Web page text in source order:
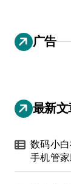
广告
最新文
数码小
手机管家